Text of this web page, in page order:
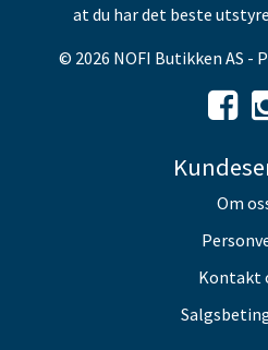
at du har det beste
© 2026 NOFI Butikken AS -
Om
Kontakt